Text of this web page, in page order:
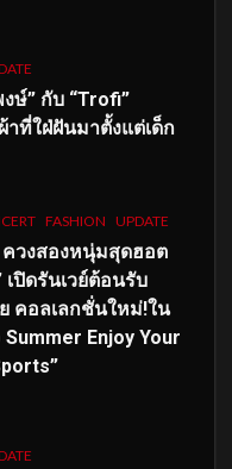
ษ์” กับ “Trofi”
าที่ใฝ่ฝันมาตั้งแต่เด็ก
FASHION UPDATE
ควงสองหนุ่มสุดฮอต
เปิดรันเวย์ต้อนรับ
คอลเลกชั่นใหม่!ใน
Summer Enjoy Your